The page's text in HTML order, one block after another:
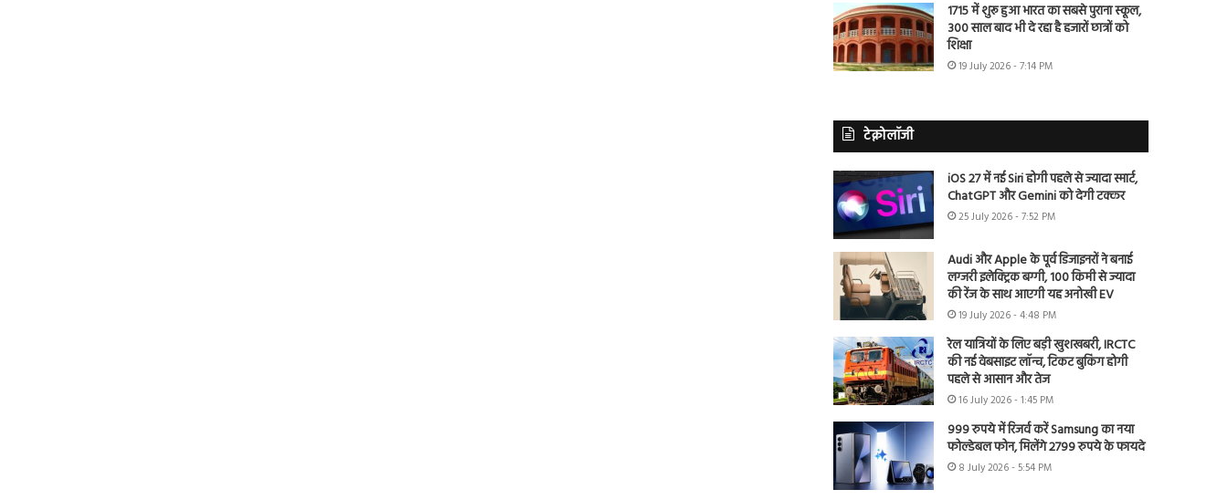
1715 में शुरू हुआ भारत का सबसे पुराना स्कूल,
300 साल बाद भी दे रहा है हजारों छात्रों को
शिक्षा
19 July 2026 - 7:14 PM
टेक्नोलॉजी
iOS 27 में नई Siri होगी पहले से ज्यादा स्मार्ट,
ChatGPT और Gemini को देगी टक्कर
25 July 2026 - 7:52 PM
Audi और Apple के पूर्व डिजाइनरों ने बनाई
लग्जरी इलेक्ट्रिक बग्गी, 100 किमी से ज्यादा
की रेंज के साथ आएगी यह अनोखी EV
19 July 2026 - 4:48 PM
रेल यात्रियों के लिए बड़ी खुशखबरी, IRCTC
की नई वेबसाइट लॉन्च, टिकट बुकिंग होगी
पहले से आसान और तेज
16 July 2026 - 1:45 PM
999 रुपये में रिजर्व करें Samsung का नया
फोल्डेबल फोन, मिलेंगे 2799 रुपये के फायदे
8 July 2026 - 5:54 PM